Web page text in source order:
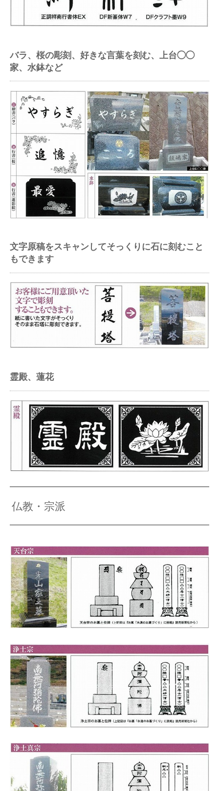
バラ、桜の彫刻、好きな言葉を刻む、上台◯◯
家、水鉢など
文字原稿をスキャンしてそっくりに石に刻むこと
もできます
霊殿、蓮花
仏教・宗派